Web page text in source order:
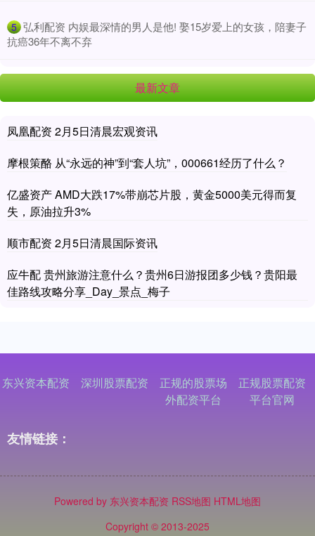
5 ​弘利配资 内娱最深情的男人是他! 娶15岁爱上的女孩，陪妻子
抗癌36年不离不弃
最新文章
凤凰配资 2月5日清晨宏观资讯
摩根策酪 从“永远的神”到“套人坑”，000661经历了什么？
亿盛资产 AMD大跌17%带崩芯片股，黄金5000美元得而复
失，原油拉升3%
顺市配资 2月5日清晨国际资讯
应牛配 贵州旅游注意什么？贵州6日游报团多少钱？贵阳最
佳路线攻略分享_Day_景点_梅子
东兴资本配资 深圳股票配资
正规的股票场
外配资平台
正规股票配资
平台官网
友情链接：
Powered by 东兴资本配资 RSS地图 HTML地图
Copyright © 2013-2025